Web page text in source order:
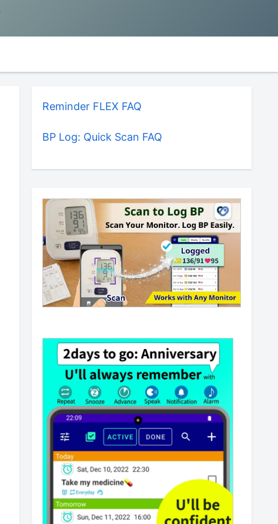
Reminder FLEX FAQ
BP Log: Quick Scan FAQ